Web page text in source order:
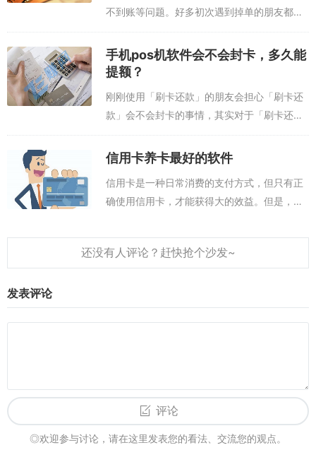
不到账等问题。好多初次遇到掉单的朋友都非
常着急。后来官方解释称，因为第三方支付公
司自身系统出错，导致了部分用户消费延时和
还款延时，有些该还到信用卡的钱没有及时...
手机pos机软件会不会封卡，多久能
提额？
刚刚使用「刷卡还款」的朋友会担心「刷卡还
款」会不会封卡的事情，其实对于「刷卡还
款」封卡这种情况一点也不用担心，为什么
呢？降额还是提额，取决于持卡人怎么使用，
逾期...
信用卡养卡最好的软件
信用卡是一种日常消费的支付方式，但只有正
确使用信用卡，才能获得大的效益。但是，要
卡养卡软件帮你管理。如何使用信用卡养卡好
的软件，本文将为您介绍。刷卡还信用卡的
发表评论
评论
◎欢迎参与讨论，请在这里发表您的看法、交流您的观点。